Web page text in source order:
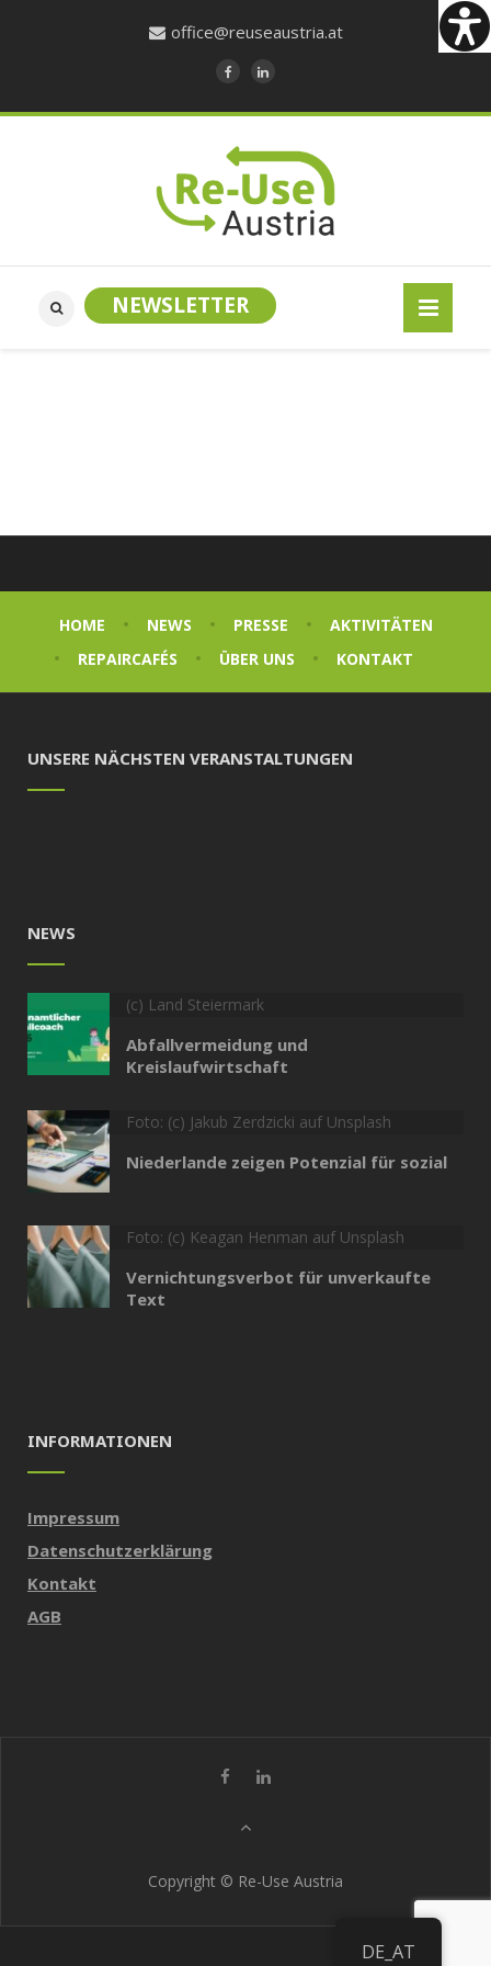
office@reuseaustria.at
NEWSLETTER
HOME NEWS PRESSE
AKTIVITÄTEN
REPAIRCAFÉS
ÜBER UNS KONTAKT
UNSERE NÄCHSTEN VERANSTALTUNGEN
NEWS
(c) Land Steiermark
Abfallvermeidung und
Kreislaufwirtschaft
Foto: (c) Jakub Zerdzicki auf Unsplash
Niederlande zeigen Potenzial für sozial
Foto: (c) Keagan Henman auf Unsplash
Vernichtungsverbot für unverkaufte
Text
INFORMATIONEN
Impressum
Datenschutzerklärung
Kontakt
AGB
Copyright © Re-Use Austria
DE_AT